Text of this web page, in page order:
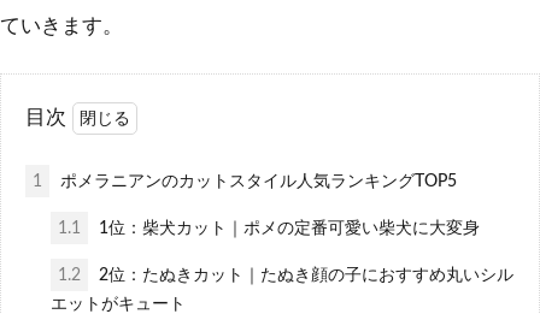
ていきます。
目次
1 ポメラニアンのカットスタイル人気ランキングTOP5
1.1 1位：柴犬カット｜ポメの定番可愛い柴犬に大変身
1.2
2位：たぬきカット｜たぬき顔の子におすすめ丸いシル
エットがキュート